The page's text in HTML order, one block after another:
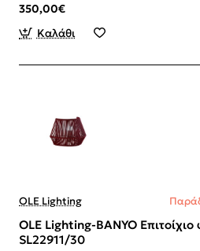
350,00€
Καλάθι
OLE Lighting
OLE Lighting-BANYO
SL22911/30